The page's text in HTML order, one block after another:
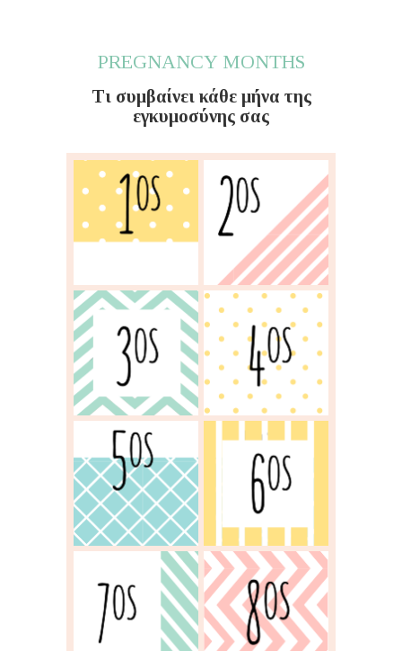
PREGNANCY MONTHS
Τι συμβαίνει κάθε μήνα της
εγκυμοσύνης σας